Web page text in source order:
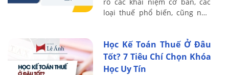
loại thuế phổ biến, cũng như
...
Học Kế Toán Thuế Ở Đâu
Tốt? 7 Tiêu Chí Chọn Khóa
Học Uy Tín